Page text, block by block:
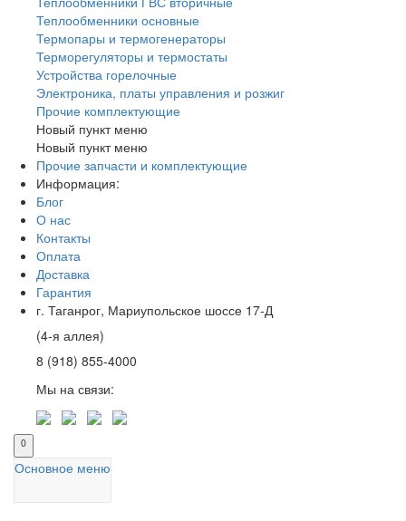
Теплообменники основные
Термопары и термогенераторы
Терморегуляторы и термостаты
Устройства горелочные
Электроника, платы управления и розжиг
Прочие комплектующие
Новый пункт меню
Новый пункт меню
Прочие запчасти и комплектующие
Информация:
Блог
О нас
Контакты
Оплата
Доставка
Гарантия
г. Таганрог, Мариупольское шоссе 17-Д
(4-я аллея)
8 (918) 855-4000
Мы на связи:
0
Основное меню